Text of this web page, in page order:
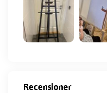
Recensioner